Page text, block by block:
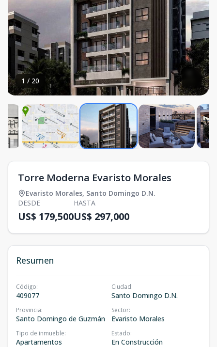
1 / 20
Torre Moderna Evaristo Morales
Evaristo Morales, Santo Domingo D.N.
DESDE
US$ 179,500
HASTA
US$ 297,000
Resumen
Código:
409077
Ciudad:
Santo Domingo D.N.
Provincia:
Santo Domingo de Guzmán
Sector:
Evaristo Morales
Tipo de inmueble:
Apartamentos
Estado:
En Construcción